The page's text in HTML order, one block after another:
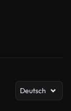
Deutsch